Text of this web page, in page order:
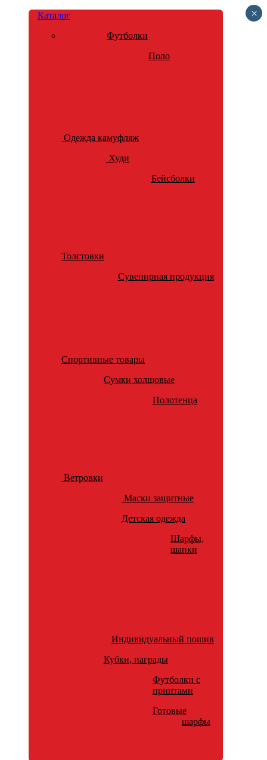
Каталог
Футболки
Поло
Одежда камуфляж
Худи
Бейсболки
Толстовки
Сувенирная продукция
Спортивные товары
Сумки холщовые
Полотенца
Ветровки
Маски защитные
Детская одежда
Шарфы,
шапки
Индивидуальный пошив
Кубки, награды
Футболки с
принтами
Готовые
шарфы
×